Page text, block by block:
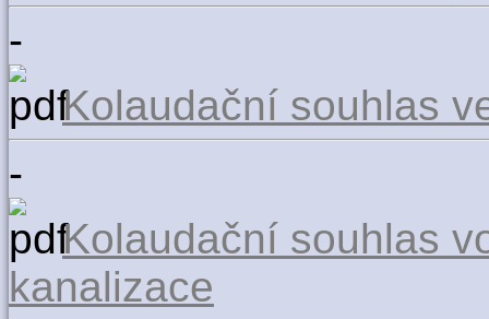
-
Kolaudační souhlas
-
Kolaudační souhlas
kanalizace